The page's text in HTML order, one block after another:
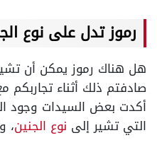
رموز تدل على نوع
هل هناك رموز يمكن أن
صادفتم ذلك أثناء
أكدت بعض السيدات وجود
التي تشير إلى نوع الجنين،